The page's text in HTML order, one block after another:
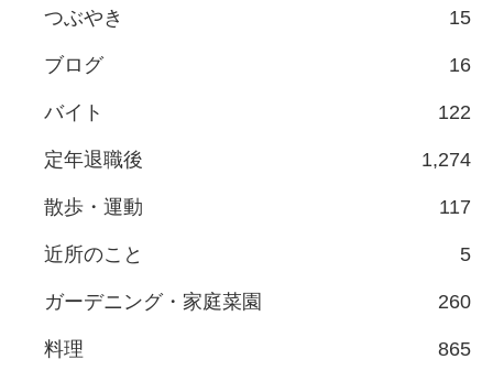
つぶやき 15
ブログ 16
バイト 122
定年退職後 1,274
散歩・運動 117
近所のこと 5
ガーデニング・家庭菜園 260
料理 865